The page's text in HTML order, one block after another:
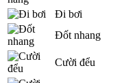
Đi bơi
Đốt nhang
Cười đểu